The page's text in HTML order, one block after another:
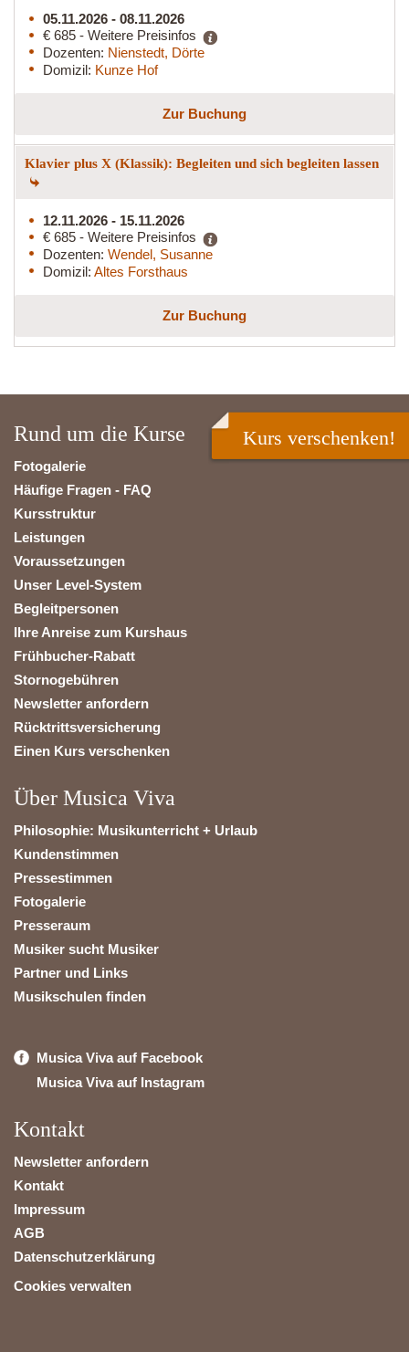
05.11.2026 - 08.11.2026
€ 685 - Weitere Preisinfos
Dozenten: Nienstedt, Dörte
Domizil: Kunze Hof
Zur Buchung
Klavier plus X (Klassik): Begleiten und sich begleiten lassen
12.11.2026 - 15.11.2026
€ 685 - Weitere Preisinfos
Dozenten: Wendel, Susanne
Domizil: Altes Forsthaus
Zur Buchung
Rund um die Kurse
Fotogalerie
Häufige Fragen - FAQ
Kursstruktur
Leistungen
Voraussetzungen
Unser Level-System
Begleitpersonen
Ihre Anreise zum Kurshaus
Frühbucher-Rabatt
Stornogebühren
Newsletter anfordern
Rücktrittsversicherung
Einen Kurs verschenken
Über Musica Viva
Philosophie: Musikunterricht + Urlaub
Kundenstimmen
Pressestimmen
Fotogalerie
Presseraum
Musiker sucht Musiker
Partner und Links
Musikschulen finden
Musica Viva auf Facebook
Musica Viva auf Instagram
Kontakt
Newsletter anfordern
Kontakt
Impressum
AGB
Datenschutzerklärung
Cookies verwalten
Kurs verschenken!